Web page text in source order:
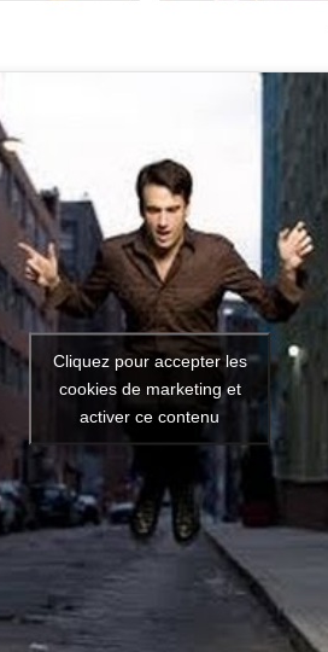
Cliquez pour accepter les
cookies de marketing et
activer ce contenu